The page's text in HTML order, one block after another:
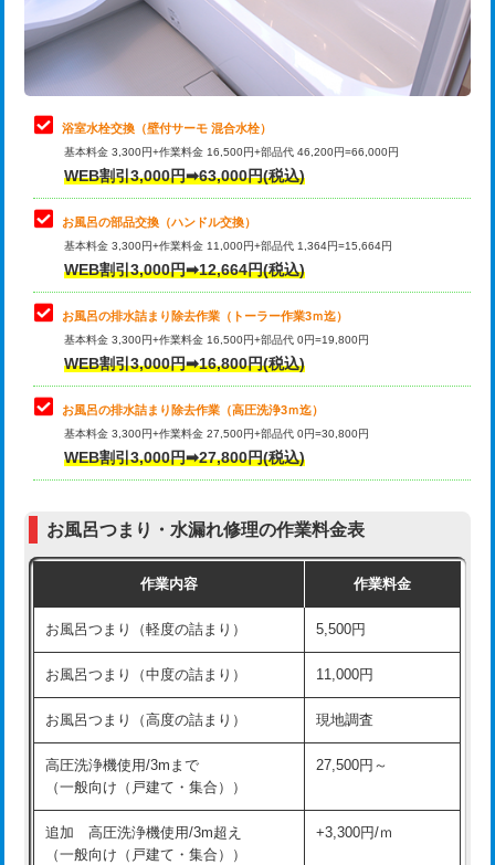
止水・漏水調査・防水処理・清掃・修
理・調整・分解・加工など（軽作業）
止水・漏水調査・防水処理・清掃・修
理・調整・分解・加工など（中作業）
22,000円
止水・漏水調査・防水処理・清掃・修
理・調整・分解・加工など（重作業）
33,000円
トイレタンク脱着
トイレ便器脱着
タンクレストイレ脱着 33,000円
小便器トイレ脱着
その他部品の脱着 8,800円～
交換・取付（タンク）
交換・取付（普通便座） 11,000円+材料費
交換・取付（温水洗浄便座） 16,500円+材料費
交換・取付(単水栓（壁付・デッキ
式）)
13,200円+材料費
交換・取付(混合水栓（壁付・デッキ
式・ワンホール）)
16,500円+材料費
交換・取付(排水栓・排水トラップ
（P/S/ポップアップ））
22,000円+材料費
交換・取付（その他部品） 11,000円+材料費
浴室水栓交換（壁付サーモ 混合水栓）
基本料金 3,300円+作業料金 16,500円+部品代 46,200円=66,000円
WEB割引3,000円➡63,000円(税込)
お風呂の部品交換（ハンドル交換）
基本料金 3,300円+作業料金 11,000円+部品代 1,364円=15,664円
WEB割引3,000円➡12,664円(税込)
お風呂の排水詰まり除去作業（トーラー作業3ｍ迄）
基本料金 3,300円+作業料金 16,500円+部品代 0円=19,800円
WEB割引3,000円➡16,800円(税込)
お風呂の排水詰まり除去作業（高圧洗浄3ｍ迄）
基本料金 3,300円+作業料金 27,500円+部品代 0円=30,800円
WEB割引3,000円➡27,800円(税込)
お風呂つまり・水漏れ修理の作業料金表
作業内容 作業料金
お風呂つまり（軽度の詰まり） 5,500円
お風呂つまり（中度の詰まり） 11,000円
お風呂つまり（高度の詰まり） 現地調査
高圧洗浄機使用/3mまで
（一般向け（戸建て・集合））
27,500円～
追加 高圧洗浄機使用/3m超え
（一般向け（戸建て・集合））
+3,300円/ｍ